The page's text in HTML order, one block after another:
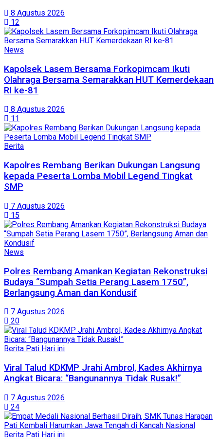
8 Agustus 2026
12
News
Kapolsek Lasem Bersama Forkopimcam Ikuti
Olahraga Bersama Semarakkan HUT Kemerdekaan
RI ke-81
8 Agustus 2026
11
Berita
Kapolres Rembang Berikan Dukungan Langsung
kepada Peserta Lomba Mobil Legend Tingkat
SMP
7 Agustus 2026
15
News
Polres Rembang Amankan Kegiatan Rekonstruksi
Budaya “Sumpah Setia Perang Lasem 1750”,
Berlangsung Aman dan Kondusif
7 Agustus 2026
20
Berita Pati Hari ini
Viral Talud KDKMP Jrahi Ambrol, Kades Akhirnya
Angkat Bicara: “Bangunannya Tidak Rusak!”
7 Agustus 2026
24
Berita Pati Hari ini